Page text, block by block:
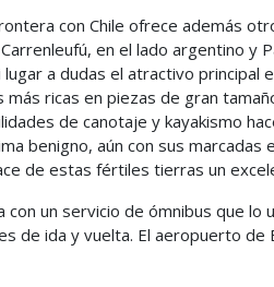
con Chile ofrece además
en el lado argentino y
lugar a dudas el atractivo
más ricas en piezas de gran
de canotaje y kayakismo
benigno, aún con sus
de estas fértiles tierras un
con un servicio de ómnibus que
de ida y vuelta. El aeropuerto